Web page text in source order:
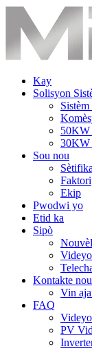
Kay
Solisyon
50KW
30KW
Sou nou
Sètifika
Faktori
Ekip
Pwodwi yo
Etid ka
Sipò
Nouvèl
Videyo
Kontakte nou
Vin
FAQ
PV